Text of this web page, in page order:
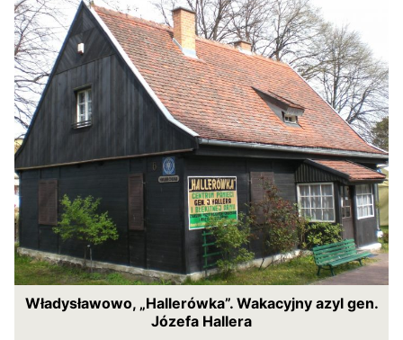
Władysławowo, „Hallerówka”. Wakacyjny azyl gen.
Józefa Hallera